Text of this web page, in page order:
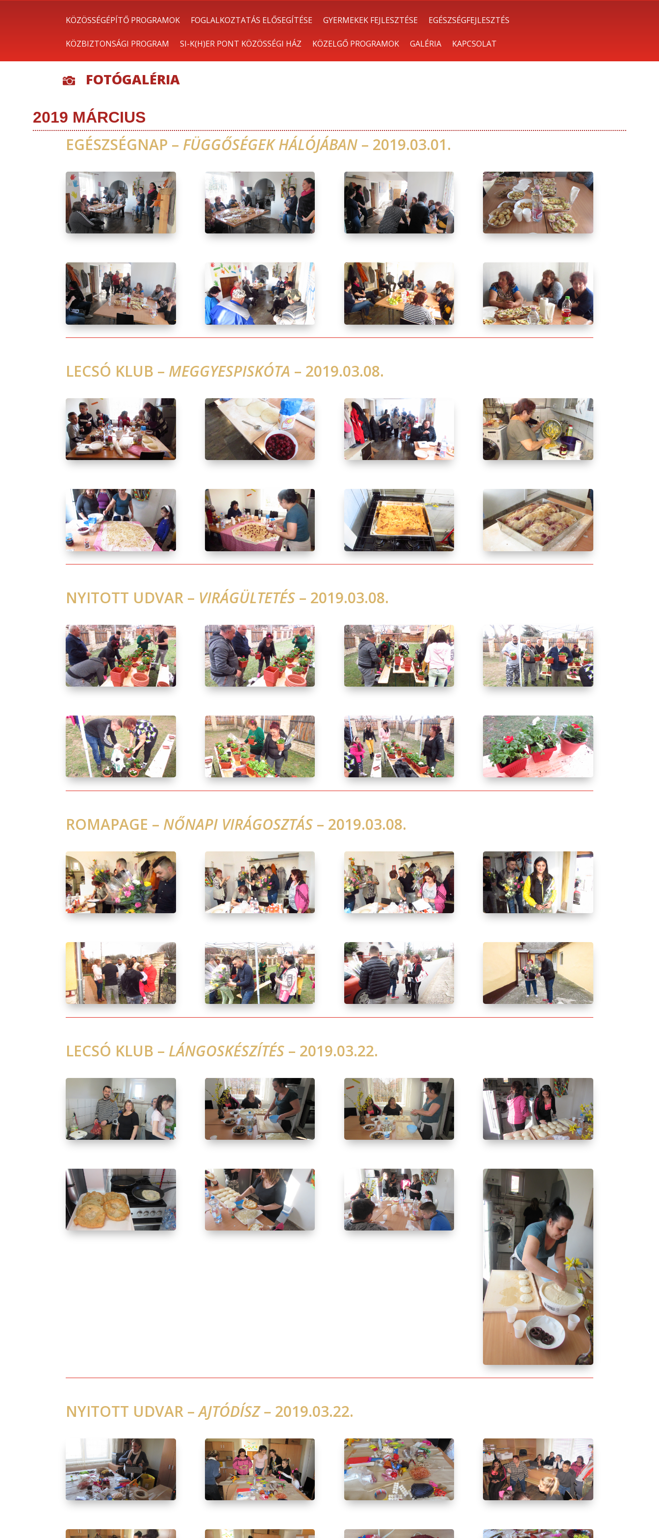
KÖZÖSSÉGÉPÍTŐ PROGRAMOK FOGLALKOZTATÁS ELŐSEGÍTÉSE GYERMEKEK FEJLESZTÉSE EGÉSZSÉGFEJLESZTÉS
KÖZBIZTONSÁGI PROGRAM SI-K(H)ER PONT KÖZÖSSÉGI HÁZ KÖZELGŐ PROGRAMOK GALÉRIA KAPCSOLAT
 FOTÓGALÉRIA
2019 MÁRCIUS
EGÉSZSÉGNAP – FÜGGŐSÉGEK HÁLÓJÁBAN – 2019.03.01.
LECSÓ KLUB – MEGGYESPISKÓTA – 2019.03.08.
NYITOTT UDVAR – VIRÁGÜLTETÉS – 2019.03.08.
ROMAPAGE – NŐNAPI VIRÁGOSZTÁS – 2019.03.08.
LECSÓ KLUB – LÁNGOSKÉSZÍTÉS – 2019.03.22.
NYITOTT UDVAR –AJTÓDÍSZ– 2019.03.22.